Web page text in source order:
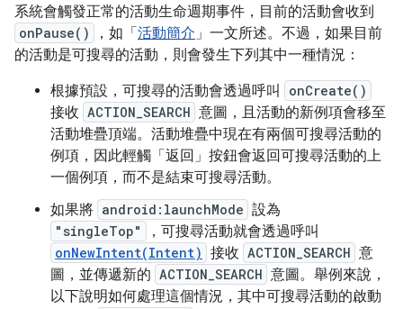
系統會觸發正常的活動生命週期事件，目前的活動會收到
onPause() ，如「 活動簡介」一文所述。不過，如果目前
的活動是可搜尋的活動，則會發生下列其中一種情況：
根據預設，可搜尋的活動會透過呼叫
onCreate()
接收 ACTION_SEARCH 意圖，且活動的新例項會移至
活動堆疊頂端。活動堆疊中現在有兩個可搜尋活動的
例項，因此輕觸「返回」按鈕會返回可搜尋活動的上
一個例項，而不是結束可搜尋活動。
如果將 android:launchMode 設為
"singleTop" ，可搜尋活動就會透過呼叫
onNewIntent(Intent) 接收 ACTION_SEARCH 意
圖，並傳遞新的 ACTION_SEARCH 意圖。舉例來說，
以下說明如何處理這個情況，其中可搜尋活動的啟動